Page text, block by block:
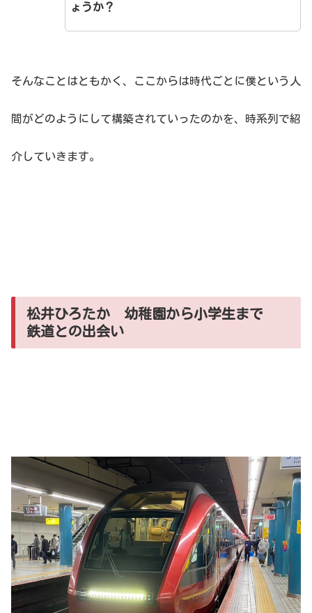
ょうか？
そんなことはともかく、ここからは時代ごとに僕という人
間がどのようにして構築されていったのかを、時系列で紹
介していきます。
松井ひろたか 幼稚園から小学生まで
鉄道との出会い